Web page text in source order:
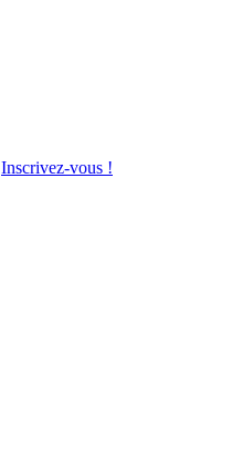
Inscrivez-vous !